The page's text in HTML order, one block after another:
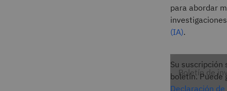
para abordar
(IA).
Boletín de
Su suscripción
boletín. Puede
Declaración